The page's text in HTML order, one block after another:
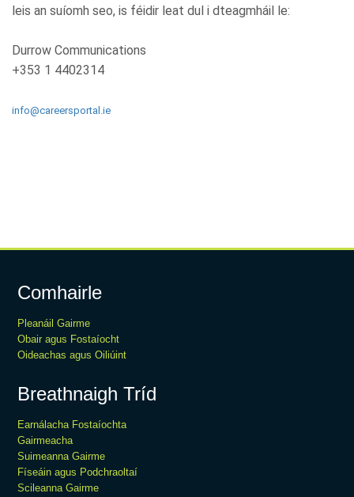
leis an suíomh seo, is féidir leat dul i dteagmháil le:
Durrow Communications
+353 1 4402314
info@careersportal.ie
Comhairle
Pleanáil Gairme
Obair agus Fostaíocht
Oideachas agus Oiliúint
Breathnaigh Tríd
Earnálacha Fostaíochta
Gairmeacha
Suimeanna Gairme
Físeáin agus Podchraoltaí
Scileanna Gairme